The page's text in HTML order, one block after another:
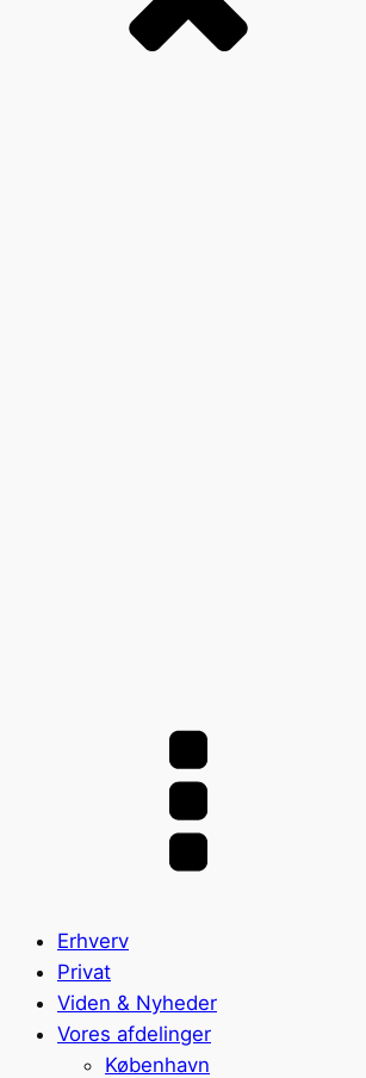
Erhverv
Privat
Viden & Nyheder
Vores afdelinger
København